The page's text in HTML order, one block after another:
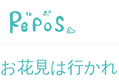
お花見は行か